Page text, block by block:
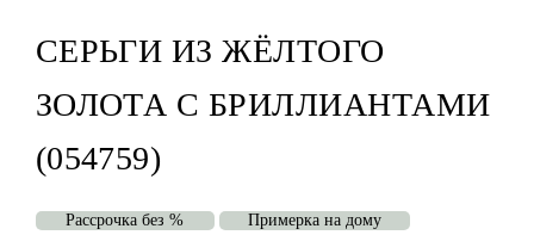
СЕРЬГИ ИЗ ЖЁЛТОГО
ЗОЛОТА С БРИЛЛИАНТАМИ
(054759)
Рассрочка без % Примерка на дому